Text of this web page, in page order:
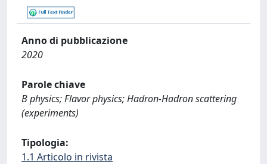
Anno di pubblicazione
2020
Parole chiave
B physics; Flavor physics; Hadron-Hadron scattering
(experiments)
Tipologia:
1.1 Articolo in rivista